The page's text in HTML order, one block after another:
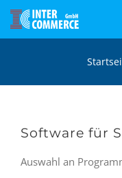
Zum
Inhalt
Software für
Auswahl an